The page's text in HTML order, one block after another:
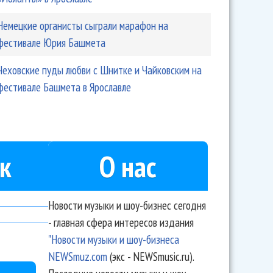
органисты сыграли марафон на
Юрия Башмета
пуды любви с Шнитке и Чайковским на
Башмета в Ярославле
О нас
Новости музыки и шоу-бизнес сегодня
- главная сфера интересов издания
"Новости музыки и шоу-бизнеса
NEWSmuz.com(экс - NEWSmusic.ru).